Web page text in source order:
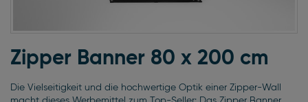
Anfang
der
springen
Zipper Banner 80 x 200 cm
Die Vielseitigkeit und die hochwertige Optik einer Zipper-Wall